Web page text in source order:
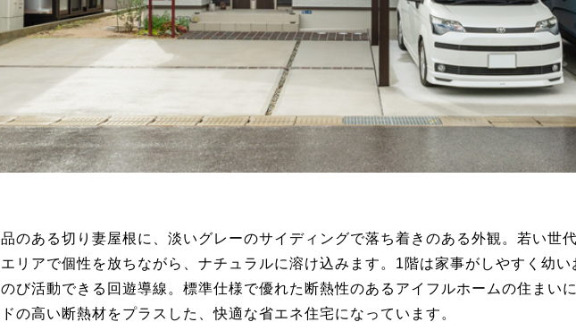
品のある切り妻屋根に、淡いグレーのサイディングで落ち着きのある外観。若い世
エリアで個性を放ちながら、ナチュラルに溶け込みます。1階は家事がしやすく幼
のび活動できる回遊導線。標準仕様で優れた断熱性のあるアイフルホームの住まい
ドの高い断熱材をプラスした、快適な省エネ住宅になっています。